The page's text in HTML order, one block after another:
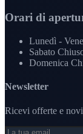
Orari di
Lunedì -
Sabato
Domenica
Newsletter
Ricevi offerte e